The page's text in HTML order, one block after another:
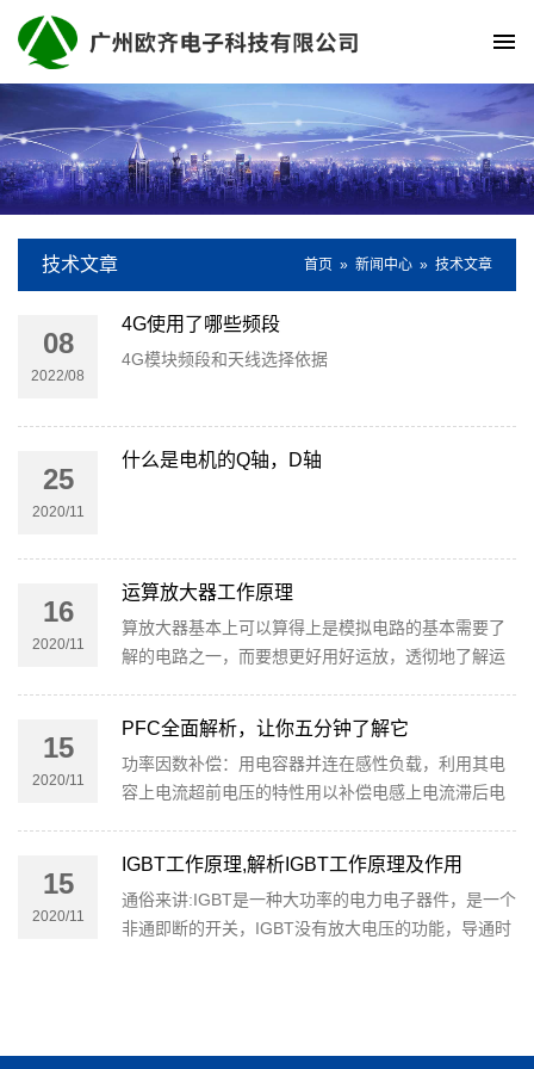
技术文章 首页 » 新闻中心 » 技术文章
08
2022/08
4G使用了哪些频段
4G模块频段和天线选择依据
25
2020/11
什么是电机的Q轴，D轴
16
2020/11
运算放大器工作原理
算放大器基本上可以算得上是模拟电路的基本需要了
解的电路之一，而要想更好用好运放，透彻地了解运
15
2020/11
PFC全面解析，让你五分钟了解它
功率因数补偿：用电容器并连在感性负载，利用其电
容上电流超前电压的特性用以补偿电感上电流滞后电
源电压与负载电流两者相位角的余弦函数值cosφ表
示)。
15
2020/11
IGBT工作原理,解析IGBT工作原理及作用
通俗来讲:IGBT是一种大功率的电力电子器件，是一个
非通即断的开关，IGBT没有放大电压的功能，导通时